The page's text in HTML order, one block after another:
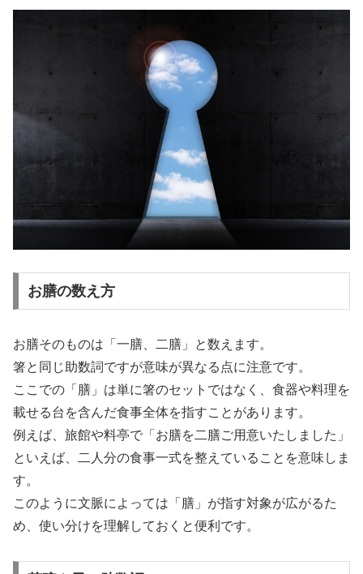
お膳の数え方
お膳そのものは「一膳、二膳」と数えます。
箸と同じ助数詞ですが意味が異なる点に注意です。
ここでの「膳」は単に箸のセットではなく、食器や料理を
載せる台を含んだ食事全体を指すことがあります。
例えば、旅館や料亭で「お膳を二膳ご用意いたしました」
といえば、二人分の食事一式を整えていることを意味しま
す。
このように文脈によっては「膳」が指す対象が広がるた
め、使い分けを理解しておくと便利です。